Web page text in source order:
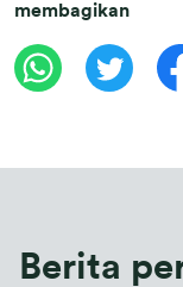
membagikan
Berita